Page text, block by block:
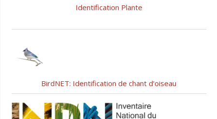
Identification Plante
BirdNET: Identification de chant d'oiseau